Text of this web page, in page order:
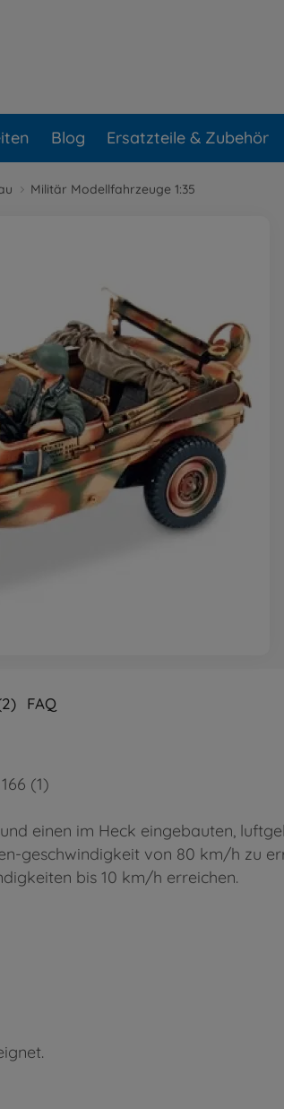
Blog Ersatzteile & Zubehör
Militär Modellfahrzeuge 1:35
FAQ
(1)
einen im Heck eingebauten,
geschwindigkeit von 80 km/h zu
bis 10 km/h erreichen.